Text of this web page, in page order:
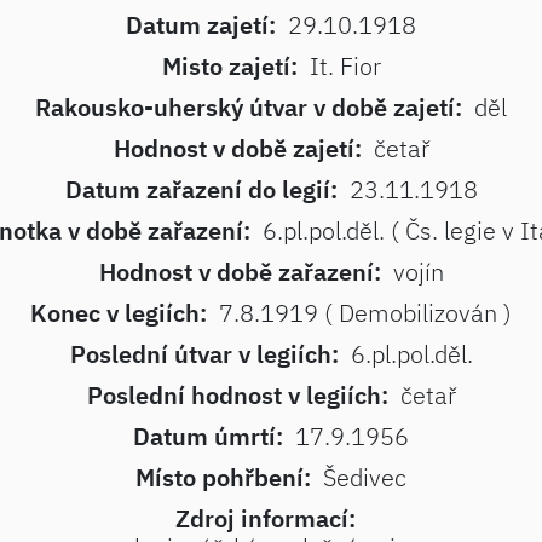
Datum zajetí: 29.10.1918
Misto zajetí: It. Fior
Rakousko-uherský útvar v době zajetí: děl
Hodnost v době zajetí: četař
Datum zařazení do legií: 23.11.1918
v době zařazení: 6.pl.pol.děl. ( Čs. legie v
Hodnost v době zařazení: vojín
Konec v legiích: 7.8.1919 ( Demobilizován )
Poslední útvar v legiích: 6.pl.pol.děl.
Poslední hodnost v legiích: četař
Datum úmrtí: 17.9.1956
Místo pohřbení: Šedivec
Zdroj informací: